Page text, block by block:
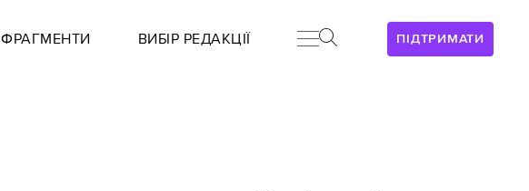
ПІДТРИМАТИ
ФРАГМЕНТИ ВИБІР РЕДАКЦІЇ